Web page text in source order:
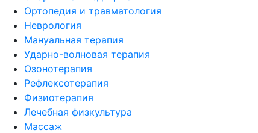
Ортопедия и травматология
Неврология
Мануальная терапия
Ударно-волновая терапия
Озонотерапия
Рефлексотерапия
Физиотерапия
Лечебная физкультура
Массаж